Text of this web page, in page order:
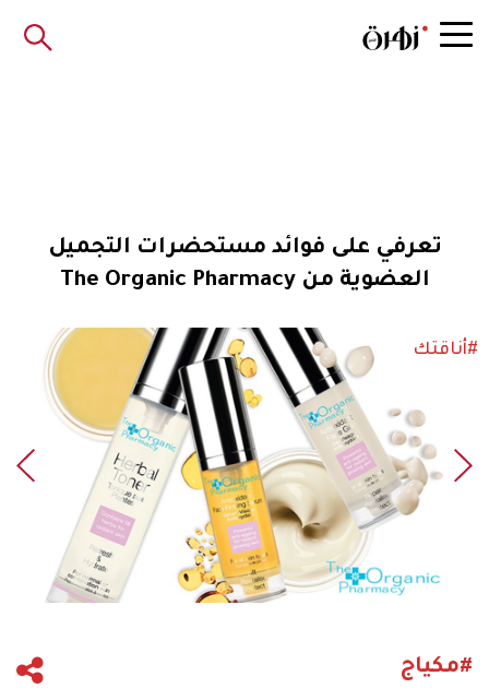
تعرفي على فوائد مستحضرات التجميل
العضوية من The Organic Pharmacy
#أناقتك
#مكياج